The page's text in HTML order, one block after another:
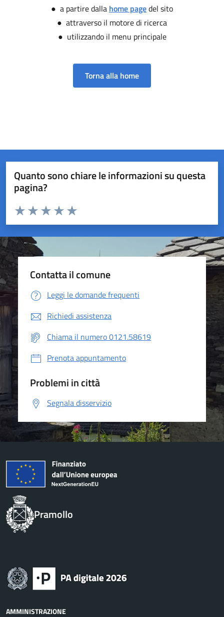
● a partire dalla home pagedel sito
● attraverso il motore di ricerca
● utilizzando il menu principale
Torna alla home
Quanto sono chiare le informazioni su questa
pagina?
Valuta da 1 a 5 stelle la pagina
Valuta 5 stelle su 5
Valuta 4 stelle su 5
Valuta 3 stelle su 5
Valuta 2 stelle su 5
Valuta 1 stelle su 5
Contatta il comune
Leggi le domande frequenti
Richiedi assistenza
Chiama il numero 0121.58619
Prenota appuntamento
Problemi in città
Segnala disservizio
Pramollo
AMMINISTRAZIONE